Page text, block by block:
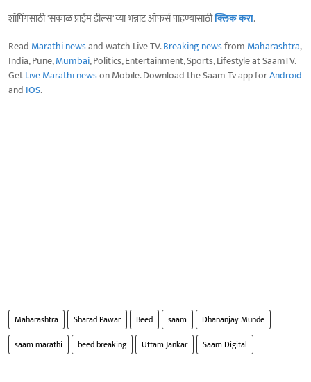
शॉपिंगसाठी 'सकाळ प्राईम डील्स'च्या भन्नाट ऑफर्स पाहण्यासाठीक्लिक करा.
Read Marathi newsand watch Live TV.Breaking newsfrom Maharashtra,
India, Pune,Mumbai, Politics, Entertainment, Sports, Lifestyle at SaamTV.
GetLive Marathi newson Mobile. Download the Saam Tv app forAndroid
and IOS.
Maharashtra Sharad Pawar Beed saam
Dhananjay Munde
saam marathi
beed breaking Uttam Jankar Saam Digital